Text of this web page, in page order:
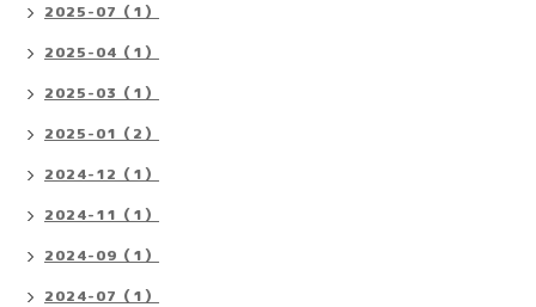
2025-07（1）
2025-04（1）
2025-03（1）
2025-01（2）
2024-12（1）
2024-11（1）
2024-09（1）
2024-07（1）